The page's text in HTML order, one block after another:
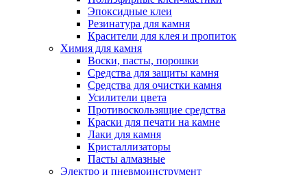
Эпоксидные клеи
Резинатура для камня
Красители для клея и пропиток
Химия для камня
Воски, пасты, порошки
Средства для защиты камня
Средства для очистки камня
Усилители цвета
Противоскользящие средства
Краски для печати на камне
Лаки для камня
Кристаллизаторы
Пасты алмазные
Электро и пневмоинструмент